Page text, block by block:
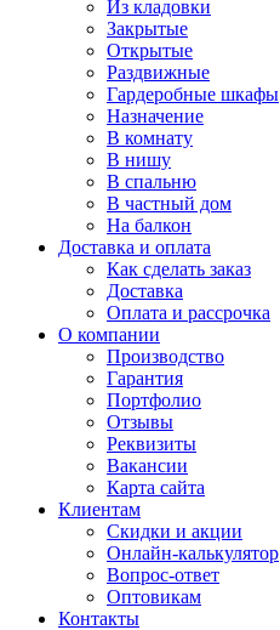
Из кладовки
Закрытые
Открытые
Раздвижные
Гардеробные шкафы
Назначение
В комнату
В нишу
В спальню
В частный дом
На балкон
Доставка и оплата
Как сделать заказ
Доставка
Оплата и рассрочка
О компании
Производство
Гарантия
Портфолио
Отзывы
Реквизиты
Вакансии
Карта сайта
Клиентам
Скидки и акции
Онлайн-калькулятор
Вопрос-ответ
Оптовикам
Контакты